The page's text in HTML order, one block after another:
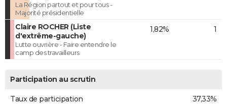
La Région partout et pour tous -
Majorité présidentielle
Claire ROCHER (Liste
d'extrême-gauche)
Lutte ouvrière - Faire entendre le
camp des travailleurs
1,82% 1
Participation au scrutin
Taux de participation 37,33%